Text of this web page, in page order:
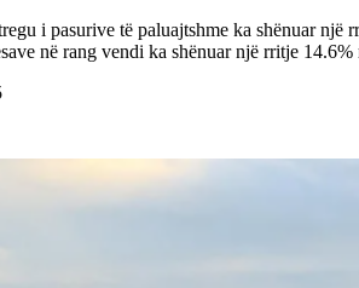
i pasurive të paluajtshme ka shënuar një
në rang vendi ka shënuar një rritje